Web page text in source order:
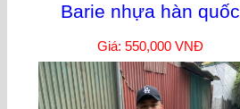
Barie nhựa hàn quốc
Giá: 550,000 VNĐ